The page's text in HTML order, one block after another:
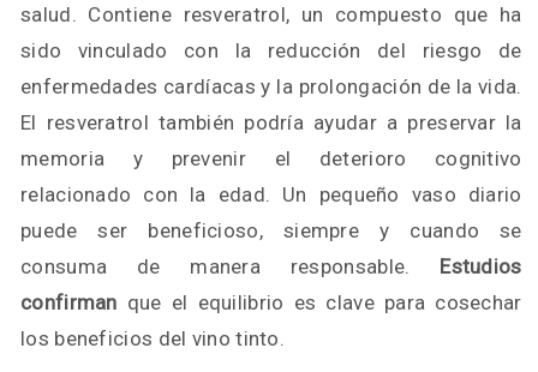
salud. Contiene resveratrol, un compuesto que ha
sido vinculado con la reducción del riesgo de
enfermedades cardíacas y la prolongación de la vida.
El resveratrol también podría ayudar a preservar la
memoria y prevenir el deterioro cognitivo
relacionado con la edad. Un pequeño vaso diario
puede ser beneficioso, siempre y cuando se
consuma de manera responsable. Estudios
confirman que el equilibrio es clave para cosechar
los beneficios del vino tinto.